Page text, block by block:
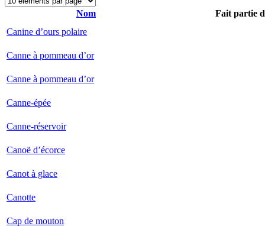
Nom
Fait partie
Canine d’ours polaire
Canne à pommeau d’or
Canne à pommeau d’or
Canne-épée
Canne-réservoir
Canoë d’écorce
Canot à glace
Canotte
Cap de mouton